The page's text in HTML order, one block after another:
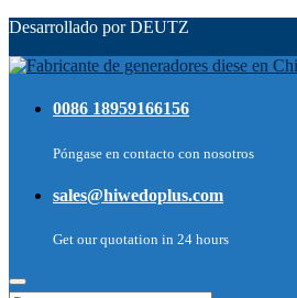
Desarrollado por DEUTZ
0086 18959166156
Póngase en contacto con nosotros
sales@hiwedoplus.com
Get our quotation in 24 hours